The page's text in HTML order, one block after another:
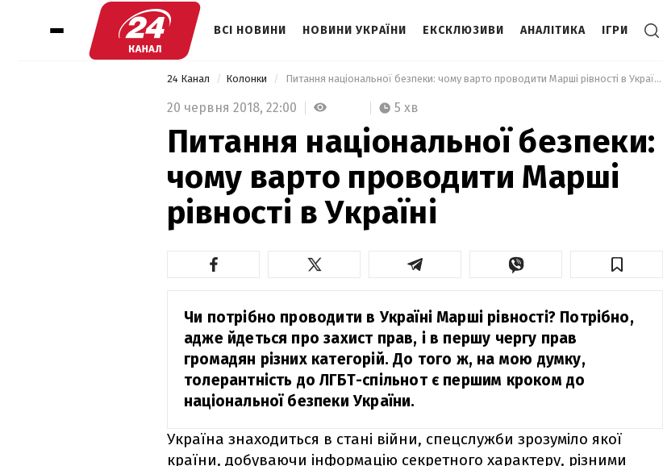
ВСІ НОВИНИ НОВИНИ УКРАЇНИ ЕКСКЛЮЗИВИ АНАЛІТИКА ІГРИ
24 Канал Колонки Питання національної безпеки: чому варто проводити Марші рівності в Україні
20 червня 2018, 22:00 5 хв
Питання національної безпеки:
чому варто проводити Марші
рівності в Україні
Чи потрібно проводити в Україні Марші рівності? Потрібно,
адже йдеться про захист прав, і в першу чергу прав
громадян різних категорій. До того ж, на мою думку,
толерантність до ЛГБТ-спільнот є першим кроком до
національної безпеки України.
Україна знаходиться в стані війни, спецслужби зрозуміло якої
країни, добуваючи інформацію секретного характеру, різними